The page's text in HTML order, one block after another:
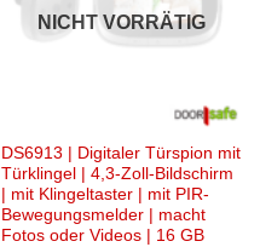
NICHT VORRÄTIG
DS6913 | Digitaler Türspion mit
Türklingel | 4,3-Zoll-Bildschirm
| mit Klingeltaster | mit PIR-
Bewegungsmelder | macht
Fotos oder Videos | 16 GB